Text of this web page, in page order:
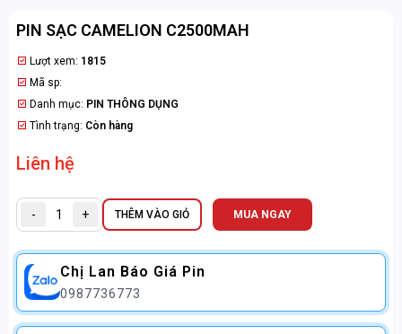
PIN SẠC CAMELION C2500MAH
Lượt xem: 1815
Mã sp:
Danh mục: PIN THÔNG DỤNG
Tình trạng: Còn hàng
Liên hệ
- + THÊM VÀO GIỎ MUA NGAY
Chị Lan Báo Giá Pin
0987736773